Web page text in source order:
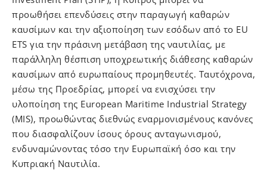
προωθήσει επενδύσεις στην παραγωγή καθαρών
καυσίμων και την αξιοποίηση των εσόδων από το EU
ETS για την πράσινη μετάβαση της ναυτιλίας, με
παράλληλη θέσπιση υποχρεωτικής διάθεσης καθαρών
καυσίμων από ευρωπαίους προμηθευτές. Ταυτόχρονα,
μέσω της Προεδρίας, μπορεί να ενισχύσει την
υλοποίηση της European Maritime Industrial Strategy
(MIS), προωθώντας διεθνώς εναρμονισμένους κανόνες
που διασφαλίζουν ίσους όρους ανταγωνισμού,
ενδυναμώνοντας τόσο την Ευρωπαϊκή όσο και την
Κυπριακή Ναυτιλία.